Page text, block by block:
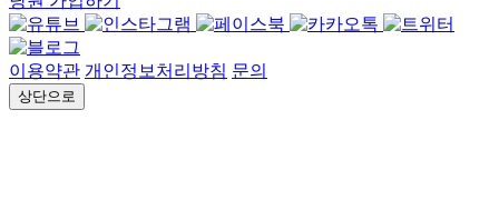
이용약관 개인정보처리방침 문의
상단으로